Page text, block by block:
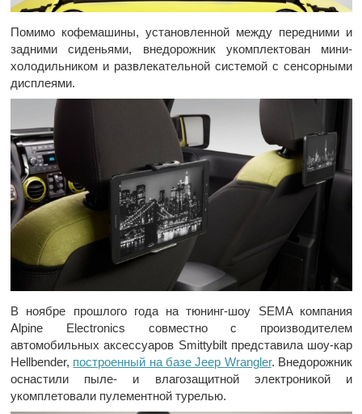
Помимо кофемашины, установленной между передними и
задними сиденьями, внедорожник укомплектован мини-
холодильником и развлекательной системой с сенсорными
дисплеями.
В ноябре прошлого года на тюнинг-шоу SEMA компания
Alpine Electronics совместно с производителем
автомобильных аксессуаров Smittybilt представила шоу-кар
Hellbender, построенный на базе Jeep Wrangler. Внедорожник
оснастили пыле- и влагозащитной электроникой и
укомплетовали пулементной турелью.